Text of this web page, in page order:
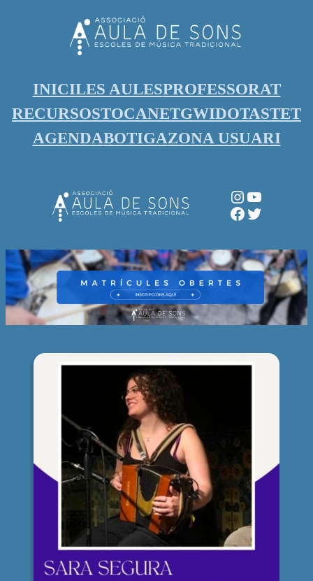
INICILES AULESPROFESSORAT
RECURSOSTOCANETGWIDOTASTET
AGENDABOTIGAZONA USUARI
Instagram
YouTube
Facebook
Twitter